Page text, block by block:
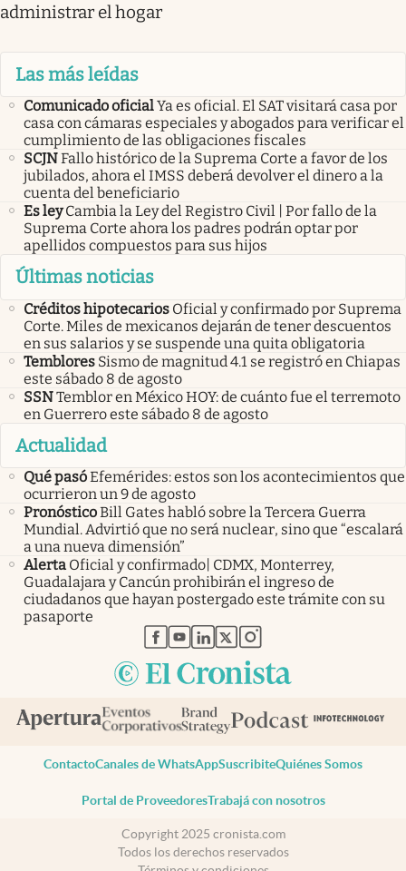
administrar el hogar
Las más leídas
Comunicado oficialYa es oficial. El SAT visitará casa por
casa con cámaras especiales y abogados para verificar el
cumplimiento de las obligaciones fiscales
SCJNFallo histórico de la Suprema Corte a favor de los
jubilados, ahora el IMSS deberá devolver el dinero a la
cuenta del beneficiario
Es ley Cambia la Ley del Registro Civil | Por fallo de la
Suprema Corte ahora los padres podrán optar por
apellidos compuestos para sus hijos
Últimas noticias
Créditos hipotecarios Oficial y confirmado por Suprema
Corte. Miles de mexicanos dejarán de tener descuentos
en sus salarios y se suspende una quita obligatoria
Temblores Sismo de magnitud 4.1 se registró en Chiapas
este sábado 8 de agosto
SSNTemblor en México HOY: de cuánto fue el terremoto
en Guerrero este sábado 8 de agosto
Actualidad
Qué pasóEfemérides: estos son los acontecimientos que
ocurrieron un 9 de agosto
PronósticoBill Gates habló sobre la Tercera Guerra
Mundial. Advirtió que no será nuclear, sino que “escalará
a una nueva dimensión”
Alerta Oficial y confirmado| CDMX, Monterrey,
Guadalajara y Cancún prohibirán el ingreso de
ciudadanos que hayan postergado este trámite con su
pasaporte
abre en nueva pestaña
abre en nueva pestaña
abre en nueva pestaña
abre en nueva pestaña
abre en nueva pestaña
ContactoCanales de WhatsAppSuscribiteQuiénes Somos
Portal de ProveedoresTrabajá con nosotros
Copyright 2025 cronista.com
Todos los derechos reservados